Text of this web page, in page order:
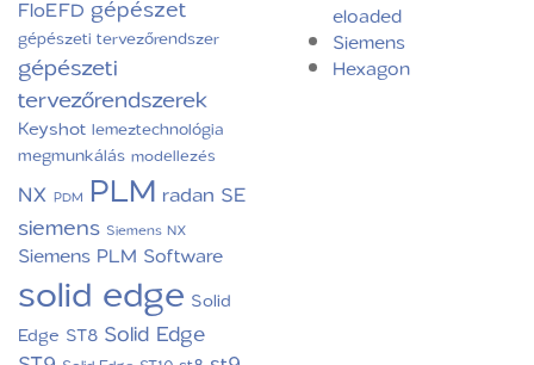
FloEFD gépészet
gépészeti tervezőrendszer
gépészeti
tervezőrendszerek
Keyshot lemeztechnológia
megmunkálás modellezés
NX PDM PLM radan SE
siemens Siemens NX
Siemens PLM Software
solid edge Solid
Edge ST8 Solid Edge
eloaded
Siemens
Hexagon